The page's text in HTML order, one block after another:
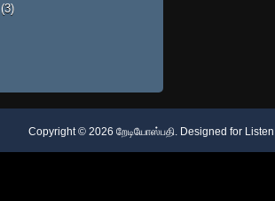
(3)
Copyright © 2026 றேடியோஸ்பதி. Designed for